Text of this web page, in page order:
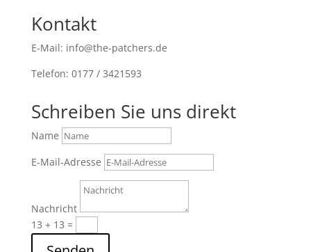
Kontakt
E-Mail: info@the-patchers.de
Telefon: 0177 / 3421593
Schreiben Sie uns direkt
Name
E-Mail-Adresse
Nachricht
13 + 13 =